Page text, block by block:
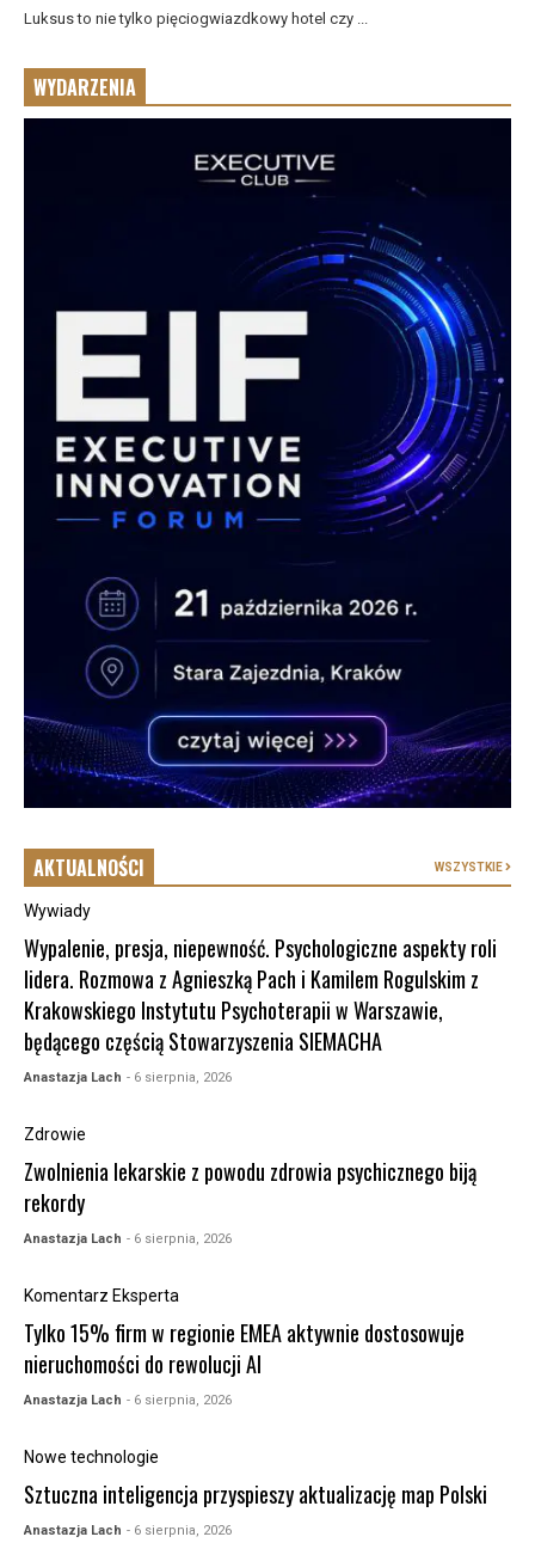
Luksus to nie tylko pięciogwiazdkowy hotel czy ...
WYDARZENIA
AKTUALNOŚCI WSZYSTKIE
Wywiady
Wypalenie, presja, niepewność. Psychologiczne aspekty roli
lidera. Rozmowa z Agnieszką Pach i Kamilem Rogulskim z
Krakowskiego Instytutu Psychoterapii w Warszawie,
będącego częścią Stowarzyszenia SIEMACHA
Anastazja Lach - 6 sierpnia, 2026
Zdrowie
Zwolnienia lekarskie z powodu zdrowia psychicznego biją
rekordy
Anastazja Lach - 6 sierpnia, 2026
Komentarz Eksperta
Tylko 15% firm w regionie EMEA aktywnie dostosowuje
nieruchomości do rewolucji AI
Anastazja Lach - 6 sierpnia, 2026
Nowe technologie
Sztuczna inteligencja przyspieszy aktualizację map Polski
Anastazja Lach - 6 sierpnia, 2026